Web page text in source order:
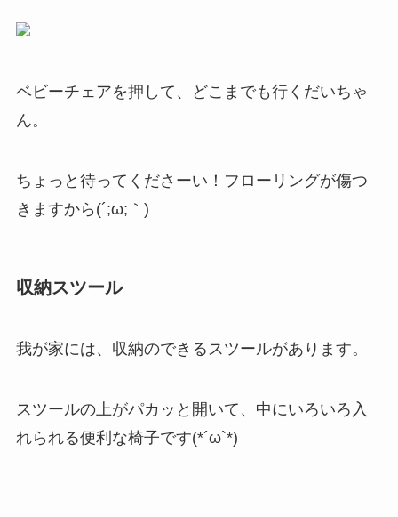
ベビーチェアを押して、どこまでも行くだいちゃ
ん。
ちょっと待ってくださーい！フローリングが傷つ
きますから(´;ω;｀)
収納スツール
我が家には、収納のできるスツールがあります。
スツールの上がパカッと開いて、中にいろいろ入
れられる便利な椅子です(*´ω`*)